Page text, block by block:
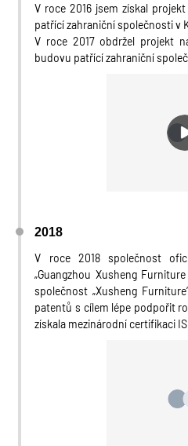
V roce 2016 jsem získal
patřící zahraniční společnosti v
V roce 2017 obdržel projekt
budovu patřící zahraniční
2018
V roce 2018 společnost
„Guangzhou Xusheng
společnost „Xusheng
patentů s cílem lépe podpořit
získala mezinárodní certifikaci